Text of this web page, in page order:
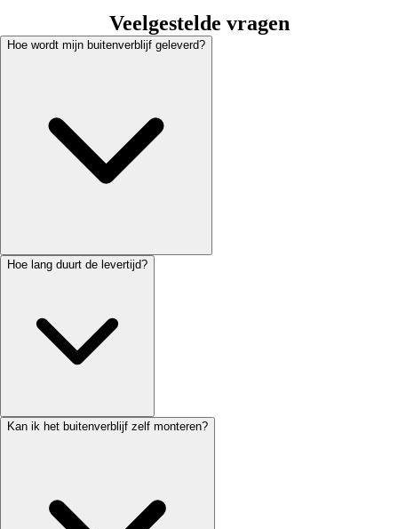
Veelgestelde vragen
Hoe wordt mijn buitenverblijf geleverd?
Hoe lang duurt de levertijd?
Kan ik het buitenverblijf zelf monteren?